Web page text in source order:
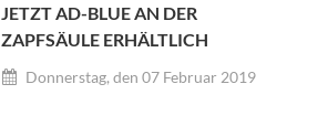
JETZT AD-BLUE AN DER
ZAPFSÄULE ERHÄLTLICH
Donnerstag, den 07 Februar 2019